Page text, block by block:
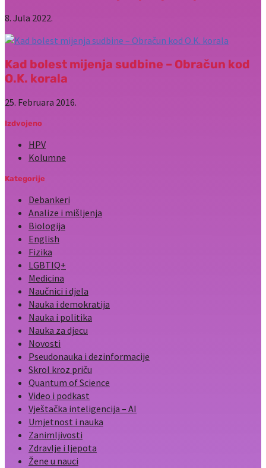
8. Jula 2022.
Kad bolest mijenja sudbine – Obračun kod
O.K. korala
25. Februara 2016.
Izdvojeno
HPV
Kolumne
Kategorije
Debankeri
Analize i mišljenja
Biologija
English
Fizika
LGBTIQ+
Medicina
Naučnici i djela
Nauka i demokratija
Nauka i politika
Nauka za djecu
Novosti
Pseudonauka i dezinformacije
Skrol kroz priču
Quantum of Science
Video i podkast
Vještačka inteligencija – AI
Umjetnost i nauka
Zanimljivosti
Zdravlje i ljepota
Žene u nauci